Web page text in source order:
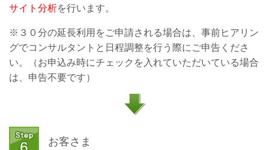
サイト分析を行います。
※３０分の延長利用をご申請される場合は、事前ヒアリン
グでコンサルタントと日程調整を行う際にご申告くださ
い。（お申込み時にチェックを入れていただいている場合
は、申告不要です）
お客さま